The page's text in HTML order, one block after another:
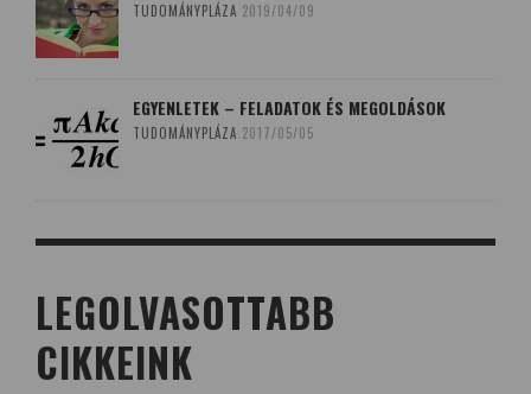
TUDOMÁNYPLÁZA 2019/04/09
EGYENLETEK – FELADATOK ÉS MEGOLDÁSOK
TUDOMÁNYPLÁZA 2017/05/05
LEGOLVASOTTABB
CIKKEINK